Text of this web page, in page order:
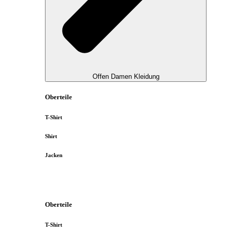
Offen Damen Kleidung
Oberteile
T-Shirt
Shirt
Jacken
Oberteile
T-Shirt